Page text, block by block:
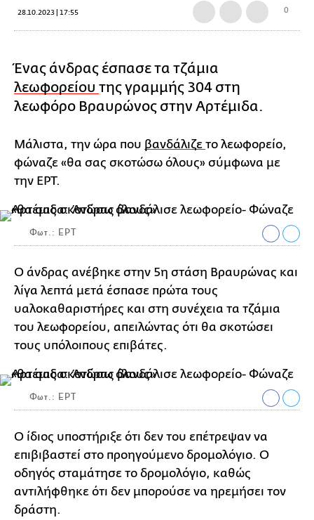
28.10.2023 | 17:55 0
Ένας άνδρας έσπασε τα τζάμια
λεωφορείου της γραμμής 304 στη
λεωφόρο Βραυρώνος στην Αρτέμιδα.
Μάλιστα, την ώρα που βανδάλιζε το λεωφορείο,
φώναζε «θα σας σκοτώσω όλους» σύμφωνα με
την ΕΡΤ.
Φωτ.: ΕΡΤ
Ο άνδρας ανέβηκε στην 5η στάση Βραυρώνας και
λίγα λεπτά μετά έσπασε πρώτα τους
υαλοκαθαριστήρες και στη συνέχεια τα τζάμια
του λεωφορείου, απειλώντας ότι θα σκοτώσει
τους υπόλοιπους επιβάτες.
Φωτ.: ΕΡΤ
Ο ίδιος υποστήριξε ότι δεν του επέτρεψαν να
επιβιβαστεί στο προηγούμενο δρομολόγιο. Ο
οδηγός σταμάτησε το δρομολόγιο, καθώς
αντιλήφθηκε ότι δεν μπορούσε να ηρεμήσει τον
δράστη.